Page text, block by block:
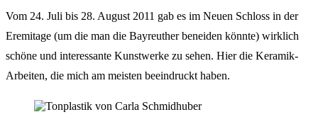
Vom 24. Juli bis 28. August 2011 gab es im Neuen Schloss in der
Eremitage (um die man die Bayreuther beneiden könnte) wirklich
schöne und interessante Kunstwerke zu sehen. Hier die Keramik-
Arbeiten, die mich am meisten beeindruckt haben.